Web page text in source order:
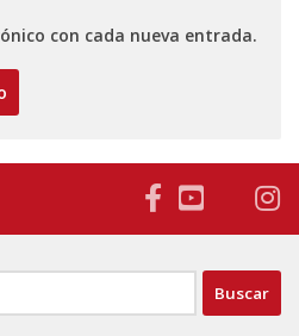
con cada nueva entrada.